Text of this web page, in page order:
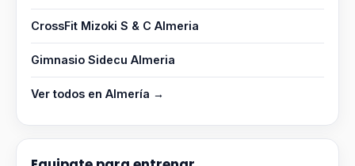
CrossFit Mizoki S & C Almeria
Gimnasio Sidecu Almeria
Ver todos en Almería →